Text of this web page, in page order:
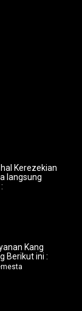
Kerezekian
langsung
Kang
Berikut ini :